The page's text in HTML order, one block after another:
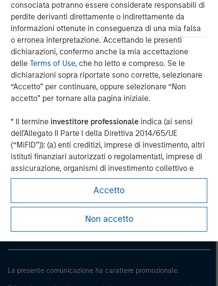
consociata potranno essere considerate responsabili di
perdite derivanti direttamente o indirettamente da
informazioni ottenute in conseguenza di una mia falsa
o erronea interpretazione. Accettando le presenti
dichiarazioni, confermo anche la mia accettazione
delleTerms of Use, che ho letto e compreso. Se le
dichiarazioni sopra riportate sono corrette, selezionare
“Accetto” per continuare, oppure selezionare “Non
accetto” per tornare alla pagina iniziale.
* Il termine investitore professionale indica (ai sensi
dell’Allegato II Parte I della Direttiva 2014/65/UE
(“MiFID”)): (a) enti creditizi, imprese di investimento, altri
istituti finanziari autorizzati o regolamentati, imprese di
assicurazione, organismi di investimento collettivo e
società di gestione di tali organismi, fondi pensione e
società di gestione di tali fondi, negoziatori per conto
proprio di materie prime e derivati su materie prime; (b)
le imprese di grandi dimensioni che ottemperano, a
(ii) fatturato netto: EUR 40 milioni o (iii) fondi propri: EUR
nazionali e regionali, compresi gli enti pubblici incaricati
Accetto
Non accetto
Morgan Stanley Careers
La presente comunicazione ha carattere promozionale.